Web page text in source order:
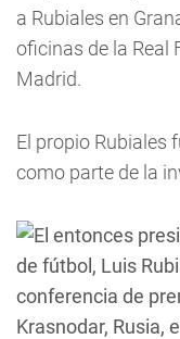
a Rubiales en
oficinas de la Real
Madrid.
El propio Rubiales
como parte de la